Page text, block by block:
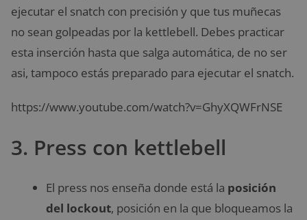
ejecutar el snatch con precisión y que tus muñecas
no sean golpeadas por la kettlebell. Debes practicar
esta inserción hasta que salga automática, de no ser
asi, tampoco estás preparado para ejecutar el snatch.
https://www.youtube.com/watch?v=GhyXQWFrNSE
3. Press con kettlebell
El press nos enseña donde está la posición
del lockout, posición en la que bloqueamos la